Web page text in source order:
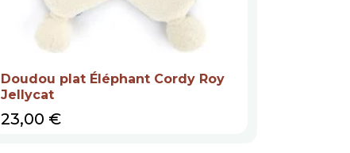
Doudou plat Éléphant Cordy Roy
Jellycat
Prix
23,00 €